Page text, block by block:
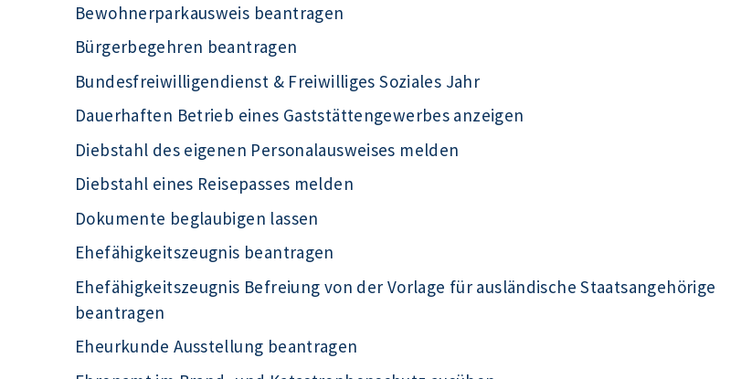
Bewohnerparkausweis beantragen
Bürgerbegehren beantragen
Bundesfreiwilligendienst & Freiwilliges Soziales Jahr
Dauerhaften Betrieb eines Gaststättengewerbes anzeigen
Diebstahl des eigenen Personalausweises melden
Diebstahl eines Reisepasses melden
Dokumente beglaubigen lassen
Ehefähigkeitszeugnis beantragen
Ehefähigkeitszeugnis Befreiung von der Vorlage für ausländische Staatsangehörige
beantragen
Eheurkunde Ausstellung beantragen